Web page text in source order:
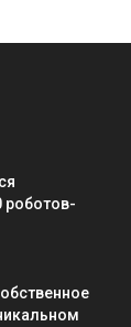
роботов-